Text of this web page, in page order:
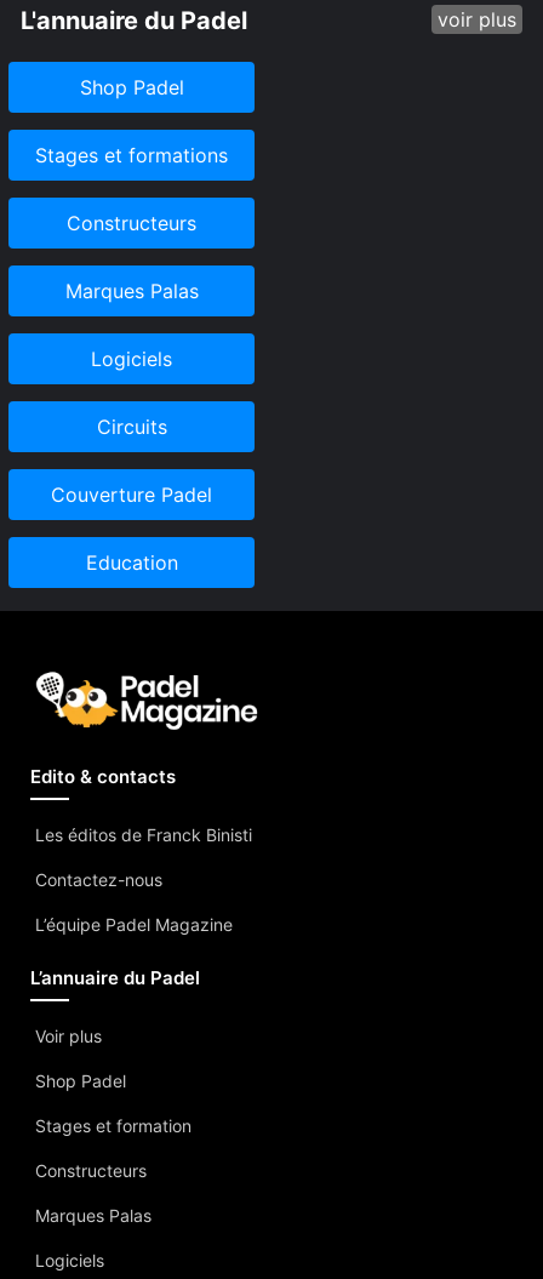
L'annuaire du Padel voir plus
Shop Padel
Stages et formations
Constructeurs
Marques Palas
Logiciels
Circuits
Couverture Padel
Education
Edito & contacts
Les éditos de Franck Binisti
Contactez-nous
L’équipe Padel Magazine
L’annuaire du Padel
Voir plus
Shop Padel
Stages et formation
Constructeurs
Marques Palas
Logiciels